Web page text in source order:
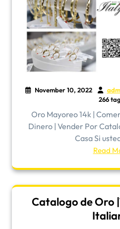
November 10, 2022
266
Oro Mayoreo 14k |
Dinero | Vender Por
Casa Si
Read
Catalogo de Oro